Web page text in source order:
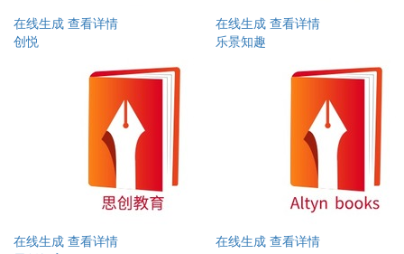
在线生成 查看详情
创悦
在线生成 查看详情
乐景知趣
在线生成 查看详情
在线生成 查看详情